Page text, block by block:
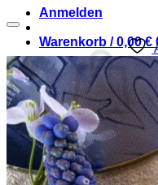
Anmelden
Warenkorb /0,00€
Es befinden
Zurück zum